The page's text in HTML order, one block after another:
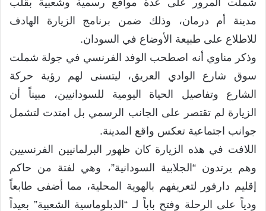
شملت المرور على عدة مواقع رسمية وشعبية بقلب
مدينة أم درمان، وذلك ضمن برنامج الزيارة الهادف
للاطلاع على طبيعة الأوضاع في السودان.
​وذكر مناوي أنه اصطحب الوفد الفرنسي في جولة شملت
سوق شارع الوادي العريق، ليتسنى لهم رؤية حركة
الشارع وتفاصيل الحياة اليومية للسودانيين، مبيناً أن
الزيارة لم تقتصر على الجانب الرسمي بل امتدت لتشمل
جوانب اجتماعية تعكس واقع المدينة.
​اللافت في هذه الزيارة كان ظهور البرلمانيين الفرنسيين
وهم يرتدون “الجلابية السودانية”، وهي لفتة من حاكم
إقليم دارفور لتعريفهم بالهوية المحلية، مما أضفى طابعاً
ودياً على الرحلة وفتح باباً لـ “الدبلوماسية الشعبية” بعيداً